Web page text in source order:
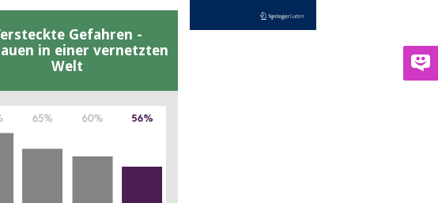
Gefahren -
in einer vernetzten
Welt